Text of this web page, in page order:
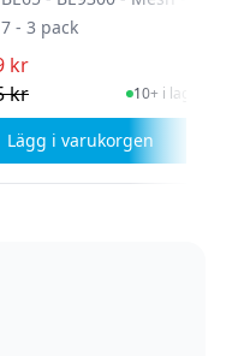
- Wi-Fi 7 - 2 pack
- 3 pack
kr
kr
I Lager10+ i lager
Lägg i varukorgen
, TP-Link Deco